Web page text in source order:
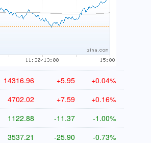
14316.96 +5.95 +0.04%
4702.02 +7.59 +0.16%
1122.88 -11.37 -1.00%
3537.21 -25.90 -0.73%